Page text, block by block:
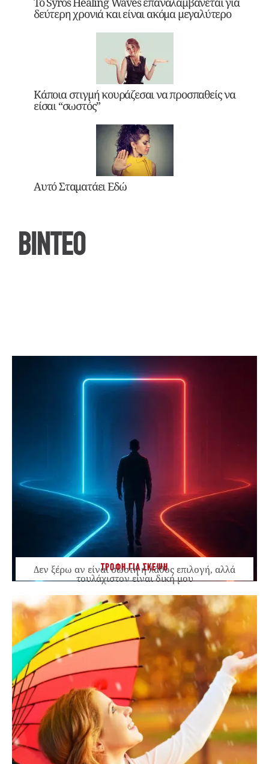
δεύτερη χρονιά και είναι ακόμα μεγαλύτερο
Κάποια στιγμή κουράζεσαι να προσπαθείς να
είσαι “σωστός”
Αυτό Σταματάει Εδώ
ΒΙΝΤΕΟ
ΤΡΟΦΗ ΓΙΑ ΣΚΕΨΗ
Δεν ξέρω αν είναι σωστή ή λάθος επιλογή, αλλά
τουλάχιστον είναι δική μου